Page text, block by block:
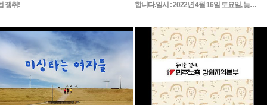
쟁취!
합니다.일시 : 2022년 4월 16일 토요일, 늦…